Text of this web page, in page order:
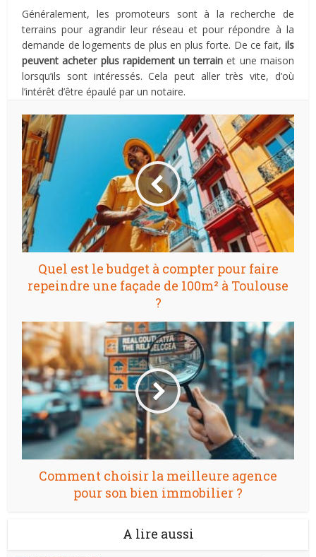
Généralement, les promoteurs sont à la recherche de
terrains pour agrandir leur réseau et pour répondre à la
demande de logements de plus en plus forte. De ce fait, ils
peuvent acheter plus rapidement un terrain et une maison
lorsqu’ils sont intéressés. Cela peut aller très vite, d’où
l’intérêt d’être épaulé par un notaire.
Quel est le budget à compter pour faire
repeindre une façade de 100m² à Toulouse
?
Comment choisir la meilleure agence
pour son bien immobilier ?
A lire aussi